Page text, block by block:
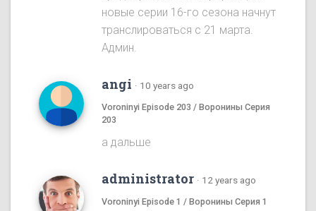
новые серии 16-го сезона начнут
транслироваться с 21 марта.
Админ.
angi · 10 years ago
Voroninyi Episode 203 / Воронины Серия
203
а дальше
administrator · 12 years ago
Voroninyi Episode 1 / Воронины Серия 1